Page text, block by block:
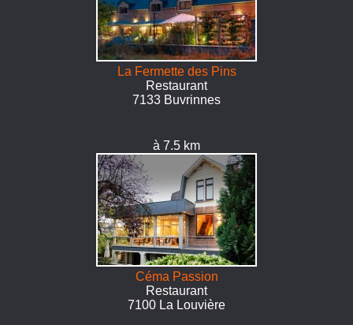
La Fermette des Pins
Restaurant
7133 Buvrinnes
à 7.5 km
Céma Passion
Restaurant
7100 La Louvière